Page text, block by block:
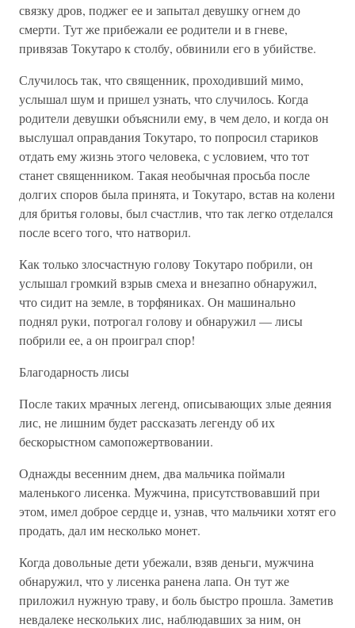
связку дров, поджег ее и запытал девушку огнем до
смерти. Тут же прибежали ее родители и в гневе,
привязав Токутаро к столбу, обвинили его в убийстве.
Случилось так, что священник, проходивший мимо,
услышал шум и пришел узнать, что случилось. Когда
родители девушки объяснили ему, в чем дело, и когда он
выслушал оправдания Токутаро, то попросил стариков
отдать ему жизнь этого человека, с условием, что тот
станет священником. Такая необычная просьба после
долгих споров была принята, и Токутаро, встав на колени
для бритья головы, был счастлив, что так легко отделался
после всего того, что натворил.
Как только злосчастную голову Токутаро побрили, он
услышал громкий взрыв смеха и внезапно обнаружил,
что сидит на земле, в торфяниках. Он машинально
поднял руки, потрогал голову и обнаружил — лисы
побрили ее, а он проиграл спор!
Благодарность лисы
После таких мрачных легенд, описывающих злые деяния
лис, не лишним будет рассказать легенду об их
бескорыстном самопожертвовании.
Однажды весенним днем, два мальчика поймали
маленького лисенка. Мужчина, присутствовавший при
этом, имел доброе сердце и, узнав, что мальчики хотят его
продать, дал им несколько монет.
Когда довольные дети убежали, взяв деньги, мужчина
обнаружил, что у лисенка ранена лапа. Он тут же
приложил нужную траву, и боль быстро прошла. Заметив
невдалеке нескольких лис, наблюдавших за ним, он